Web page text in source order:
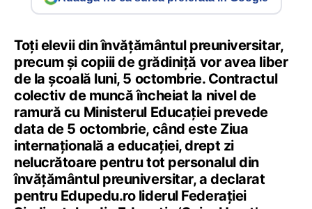
Toți elevii din învățământul preuniversitar,
precum și copiii de grădiniță vor avea liber
de la școală luni, 5 octombrie. Contractul
colectiv de muncă încheiat la nivel de
ramură cu Ministerul Educației prevede
data de 5 octombrie, când este Ziua
internațională a educației, drept zi
nelucrătoare pentru tot personalul din
învățământul preuniversitar, a declarat
pentru Edupedu.ro liderul Federației